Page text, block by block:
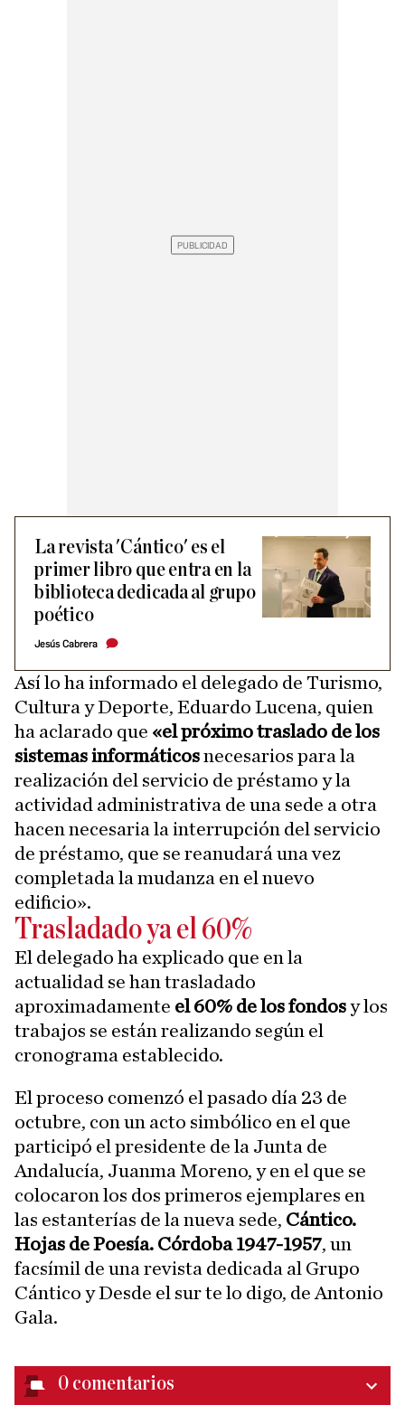
La revista 'Cántico' es el
primer libro que entra en la
biblioteca dedicada al grupo
poético
Jesús Cabrera
Así lo ha informado el delegado de Turismo,
Cultura y Deporte, Eduardo Lucena, quien
ha aclarado que «el próximo traslado de los
sistemas informáticosnecesarios para la
realización del servicio de préstamo y la
actividad administrativa de una sede a otra
hacen necesaria la interrupción del servicio
de préstamo, que se reanudará una vez
completada la mudanza en el nuevo
edificio».
Trasladado ya el 60%
El delegado ha explicado que en la
actualidad se han trasladado
aproximadamente el 60% de los fondosy los
trabajos se están realizando según el
cronograma establecido.
El proceso comenzó el pasado día 23 de
octubre, con un acto simbólico en el que
participó el presidente de la Junta de
Andalucía, Juanma Moreno, y en el que se
colocaron los dos primeros ejemplares en
las estanterías de la nueva sede, Cántico.
Hojas de Poesía. Córdoba 1947-1957, un
facsímil de una revista dedicada al Grupo
Cántico y Desde el sur te lo digo, de Antonio
Gala.
0 comentarios